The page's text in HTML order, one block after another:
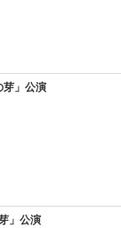
芽」公演
」公演